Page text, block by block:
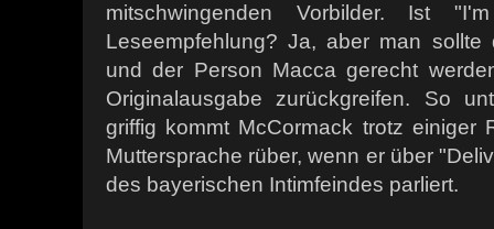
mitschwingenden Vorbilder. Ist
Leseempfehlung? Ja, aber man sollte
und der Person Macca gerecht
Originalausgabe zurückgreifen. So
griffig kommt McCormack trotz einiger
Muttersprache rüber, wenn er über
des bayerischen Intimfeindes parliert.